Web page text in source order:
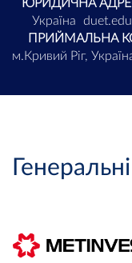
ЮРИДИЧНА
Україна
ПРИЙМАЛЬНА
м.Кривий Ріг,